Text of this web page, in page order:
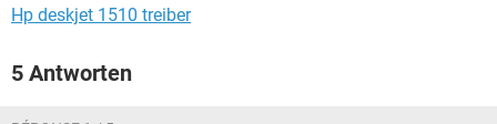
Hp deskjet 1510 treiber
5 Antworten